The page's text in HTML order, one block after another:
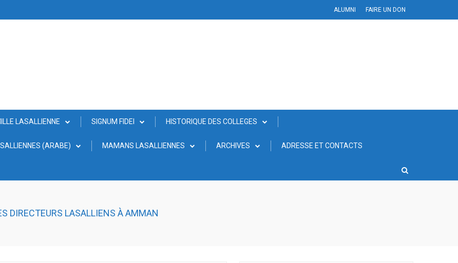
ALUMNI FAIRE UN DON
LASALLIENNE SIGNUM FIDEI HISTORIQUE DES COLLEGES
(ARABE) MAMANS LASALLIENNES ARCHIVES ADRESSE ET CONTACTS
DIRECTEURS LASALLIENS À AMMAN